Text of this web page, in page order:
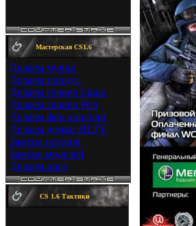
Мастерская CS1.6
Делаем мувик
Делаем прицел
Делаем сервер Linux
Делаем сервер Win
Делаем фон консоли
Делаем демки HLTV
Замена оружия
Замена моделей
Делаем лого
CS 1.6 Тактики